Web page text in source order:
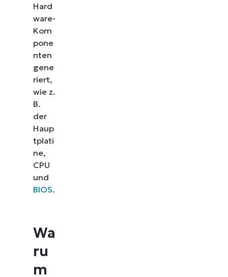
Hard
ware-
Kom
pone
nten
gene
riert,
wie z.
B.
der
Haup
tplati
ne,
CPU
und
BIOS.
Wa
ru
m